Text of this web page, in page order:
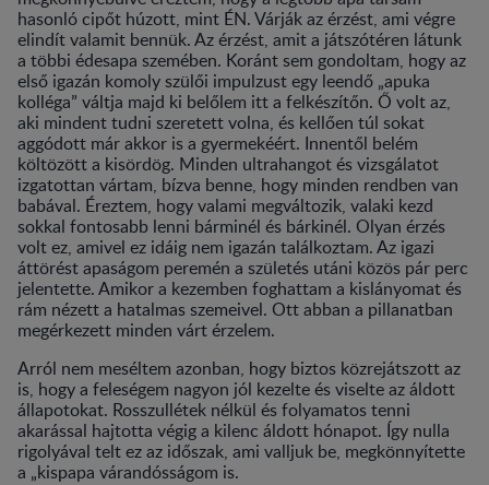
hasonló cipőt húzott, mint ÉN. Várják az érzést, ami végre
elindít valamit bennük. Az érzést, amit a játszótéren látunk
a többi édesapa szemében. Koránt sem gondoltam, hogy az
első igazán komoly szülői impulzust egy leendő „apuka
kolléga” váltja majd ki belőlem itt a felkészítőn. Ő volt az,
aki mindent tudni szeretett volna, és kellően túl sokat
aggódott már akkor is a gyermekéért. Innentől belém
költözött a kisördög. Minden ultrahangot és vizsgálatot
izgatottan vártam, bízva benne, hogy minden rendben van
babával. Éreztem, hogy valami megváltozik, valaki kezd
sokkal fontosabb lenni bárminél és bárkinél. Olyan érzés
volt ez, amivel ez idáig nem igazán találkoztam. Az igazi
áttörést apaságom peremén a születés utáni közös pár perc
jelentette. Amikor a kezemben foghattam a kislányomat és
rám nézett a hatalmas szemeivel. Ott abban a pillanatban
megérkezett minden várt érzelem.
Arról nem meséltem azonban, hogy biztos közrejátszott az
is, hogy a feleségem nagyon jól kezelte és viselte az áldott
állapotokat. Rosszullétek nélkül és folyamatos tenni
akarással hajtotta végig a kilenc áldott hónapot. Így nulla
rigolyával telt ez az időszak, ami valljuk be, megkönnyítette
a „kispapa várandósságom is.